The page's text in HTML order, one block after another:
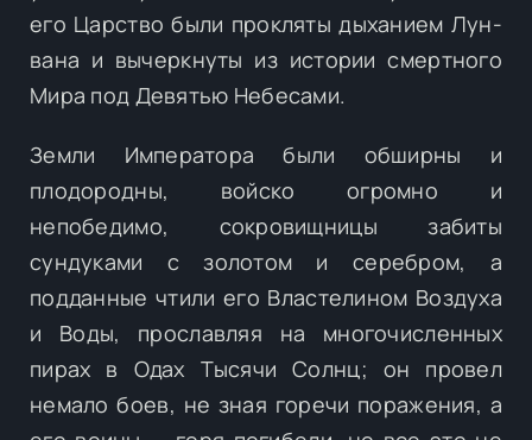
его Царство были прокляты дыханием Лун-
вана и вычеркнуты из истории смертного
Мира под Девятью Небесами.
Земли Императора были обширны и
плодородны, войско огромно и
непобедимо, сокровищницы забиты
сундуками с золотом и серебром, а
подданные чтили его Властелином Воздуха
и Воды, прославляя на многочисленных
пирах в Одах Тысячи Солнц; он провел
немало боев, не зная горечи поражения, а